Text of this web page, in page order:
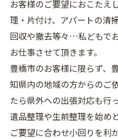
お客様のご要望におこたえ
理・片付け、アパートの清
回収や撤去等々…私どもで
お仕事させて頂きます。
豊橋市のお客様に限らず、
知県内の地域の方からのご
たら県外への出張対応も行
遺品整理や生前整理を始め
ご要望に合わせ小回りを利